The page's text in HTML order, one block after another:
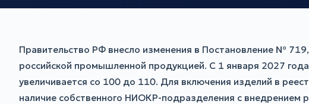
Правительство РФ внесло изменения в Постановление №
российской промышленной продукцией. С 1 января 2027
увеличивается со 100 до 110. Для включения изделий в
наличие собственного НИОКР-подразделения с внедрением